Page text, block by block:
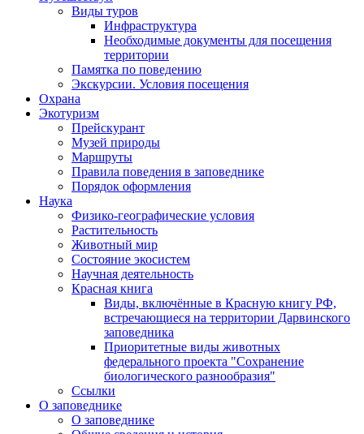
Виды туров
Инфраструктура
Необходимые документы для посещения
территории
Памятка по поведению
Экскурсии. Условия посещения
Охрана
Экотуризм
Прейскурант
Музей природы
Маршруты
Правила поведения в заповеднике
Порядок оформления
Наука
Физико-географические условия
Растительность
Животный мир
Состояние экосистем
Научная деятельность
Красная книга
Виды, включённые в Красную книгу РФ,
встречающиеся на территории Дарвинского
заповедника
Приоритетные виды животных
федерального проекта "Сохранение
биологического разнообразия"
Ссылки
О заповеднике
О заповеднике